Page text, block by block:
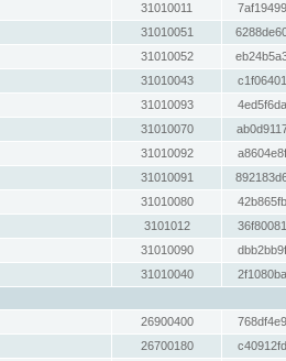
31010011
31010051
31010052
31010043
31010093
31010070
31010092
31010091
31010080
3101012
31010090
31010040
26900400
26700180